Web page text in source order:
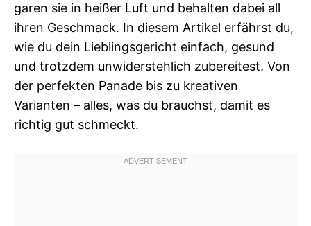
garen sie in heißer Luft und behalten dabei all
ihren Geschmack. In diesem Artikel erfährst du,
wie du dein Lieblingsgericht einfach, gesund
und trotzdem unwiderstehlich zubereitest. Von
der perfekten Panade bis zu kreativen
Varianten – alles, was du brauchst, damit es
richtig gut schmeckt.